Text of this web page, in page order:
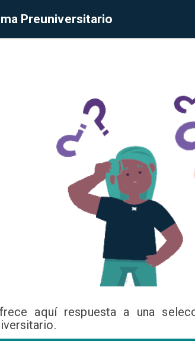
Preuniversitario
aquí respuesta a una